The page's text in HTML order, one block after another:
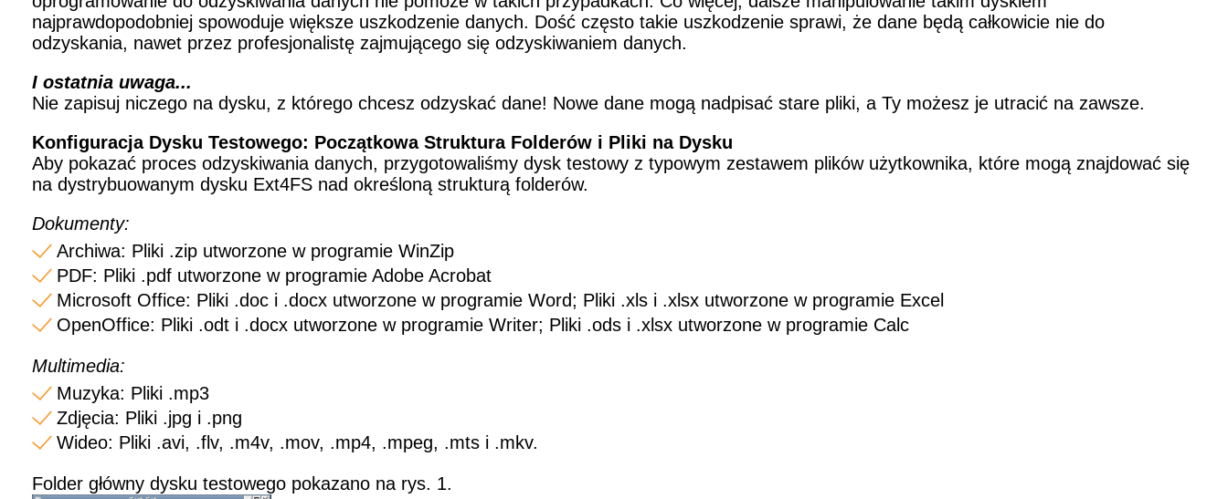
najprawdopodobniej spowoduje większe uszkodzenie danych. Dość często takie uszkodzenie sprawi, że dane będą całkowicie nie do
odzyskania, nawet przez profesjonalistę zajmującego się odzyskiwaniem danych.
I ostatnia uwaga...
Nie zapisuj niczego na dysku, z którego chcesz odzyskać dane! Nowe dane mogą nadpisać stare pliki, a Ty możesz je utracić na zawsze.
Konfiguracja Dysku Testowego: Początkowa Struktura Folderów i Pliki na Dysku
Aby pokazać proces odzyskiwania danych, przygotowaliśmy dysk testowy z typowym zestawem plików użytkownika, które mogą znajdować się
na dystrybuowanym dysku Ext4FS nad określoną strukturą folderów.
Dokumenty:
Archiwa: Pliki .zip utworzone w programie WinZip
PDF: Pliki .pdf utworzone w programie Adobe Acrobat
Microsoft Office: Pliki .doc i .docx utworzone w programie Word; Pliki .xls i .xlsx utworzone w programie Excel
OpenOffice: Pliki .odt i .docx utworzone w programie Writer; Pliki .ods i .xlsx utworzone w programie Calc
Multimedia:
Muzyka: Pliki .mp3
Zdjęcia: Pliki .jpg i .png
Wideo: Pliki .avi, .flv, .m4v, .mov, .mp4, .mpeg, .mts i .mkv.
Folder główny dysku testowego pokazano na rys. 1.